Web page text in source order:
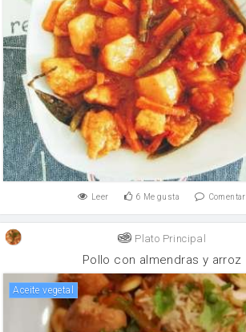
Leer 6 Me gusta Comentar
Plato Principal
Pollo con almendras y arroz
aceite vegetal